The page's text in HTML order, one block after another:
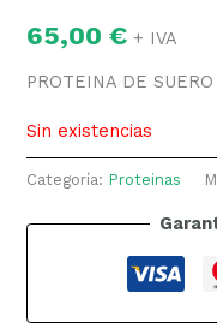
65,00€ + IVA
PROTEINA DE
Sin existencias
Categoría: Proteinas